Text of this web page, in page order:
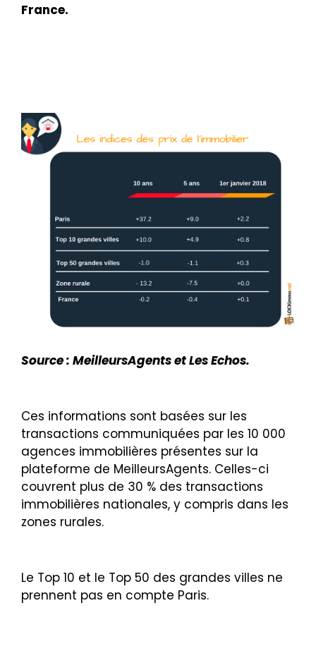
France.
Source : MeilleursAgents et Les Echos.
Ces informations sont basées sur les
transactions communiquées par les 10 000
agences immobilières présentes sur la
plateforme de MeilleursAgents. Celles-ci
couvrent plus de 30 % des transactions
immobilières nationales, y compris dans les
zones rurales.
Le Top 10 et le Top 50 des grandes villes ne
prennent pas en compte Paris.